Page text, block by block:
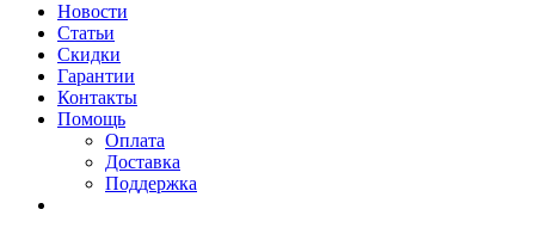
Новости
Статьи
Скидки
Гарантии
Контакты
Помощь
Оплата
Доставка
Поддержка